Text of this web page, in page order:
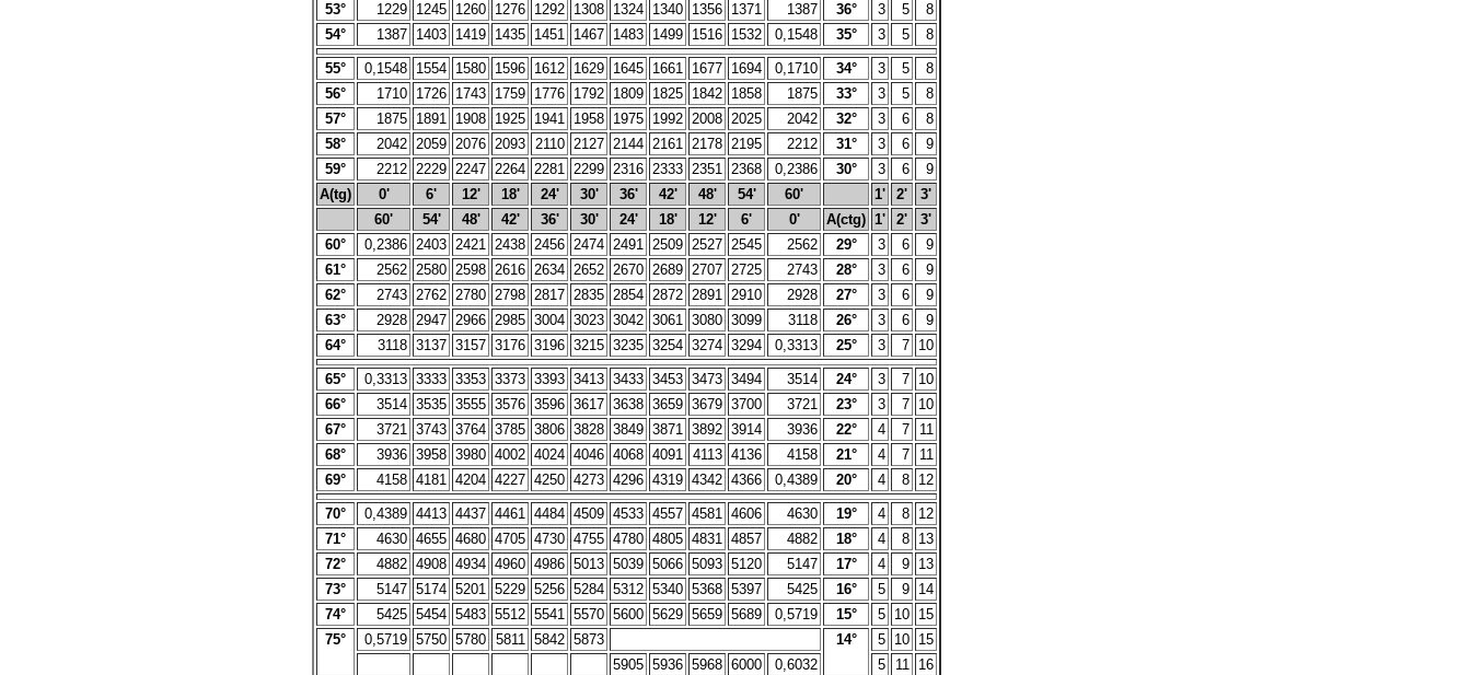
53°
1229 1245 1260 1276 1292 1308 1324 1340 1356 1371 1387 36° 3 5
8
54°
1387 1403 1419 1435 1451 1467 1483 1499 1516 1532 0,1548 35° 3 5 8
55° 0,1548 1554 1580 1596 1612 1629 1645 1661 1677 1694 0,1710 34° 3 5
8
56°
1710 1726 1743 1759 1776 1792 1809 1825 1842 1858 1875 33° 3 5
8
57°
1875 1891 1908 1925 1941 1958 1975 1992 2008 2025 2042 32° 3 6
8
58°
2042 2059 2076 2093 2110 2127 2144 2161 2178 2195 2212 31° 3 6
9
59°
2212 2229 2247 2264 2281 2299 2316 2333 2351 2368 0,2386 30° 3 6
9
A(tg)
0' 6' 12' 18' 24' 30' 36' 42' 48' 54' 60' 1' 2'
3'
60'
54' 48' 42' 36' 30' 24' 18' 12' 6' 0' A(ctg) 1' 2'
3'
60°
0,2386 2403 2421 2438 2456 2474 2491 2509 2527 2545 2562 29° 3 6
9
61°
2562 2580 2598 2616 2634 2652 2670 2689 2707 2725 2743 28° 3 6
9
62°
2743 2762 2780 2798 2817 2835 2854 2872 2891 2910 2928 27° 3 6
9
63°
2928 2947 2966 2985 3004 3023 3042 3061 3080 3099 3118 26° 3 6
9
64°
3118 3137 3157 3176 3196 3215 3235 3254 3274 3294 0,3313 25° 3 7 10
65° 0,3313 3333 3353 3373 3393 3413 3433 3453 3473 3494 3514 24° 3 7 10
66°
3514 3535 3555 3576 3596 3617 3638 3659 3679 3700 3721 23° 3 7 10
67°
3721 3743 3764 3785 3806 3828 3849 3871 3892 3914 3936 22° 4 7
11
68°
3936 3958 3980 4002 4024 4046 4068 4091 4113 4136 4158 21° 4 7
11
69°
4158 4181 4204 4227 4250 4273 4296 4319 4342 4366 0,4389 20° 4 8 12
70° 0,4389 4413 4437 4461 4484 4509 4533 4557 4581 4606 4630 19° 4 8 12
71°
4630 4655 4680 4705 4730 4755 4780 4805 4831 4857 4882 18° 4 8 13
72°
4882 4908 4934 4960 4986 5013 5039 5066 5093 5120 5147 17° 4 9 13
73°
5147 5174 5201 5229 5256 5284 5312 5340 5368 5397 5425 16° 5 9 14
74°
5425 5454 5483 5512 5541 5570 5600 5629 5659 5689 0,5719 15° 5 10 15
75°
0,5719 5750 5780 5811 5842 5873 14° 5 10 15
5905 5936 5968 6000 0,6032 5 11 16